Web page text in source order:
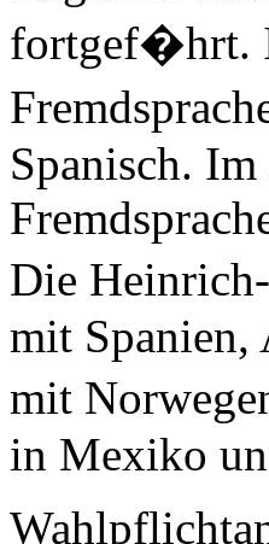
fortgef�hrt.
Spanisch.
Die
mit Spanien,
mit
in Mexiko